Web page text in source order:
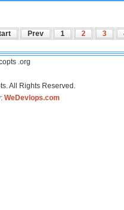
Prev 1 2 3
.org
All Rights Reserved.
WeDevlops.com